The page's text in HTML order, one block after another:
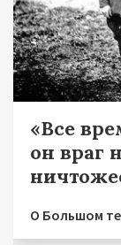
«Все
он враг
О Большом